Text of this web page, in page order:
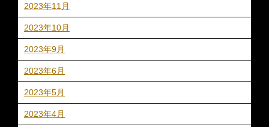
2023年11月
2023年10月
2023年9月
2023年6月
2023年5月
2023年4月